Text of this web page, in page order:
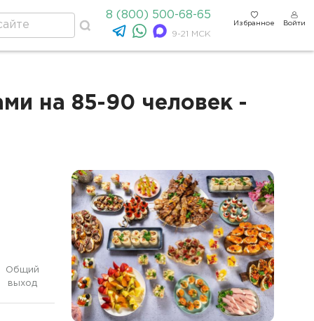
8 (800) 500-68-65
9-21 МСК
Избранное Войти
на 85-90 человек -
Общий
выход